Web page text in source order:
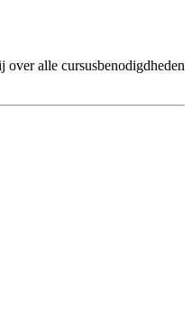
over alle cursusbenodigdheden